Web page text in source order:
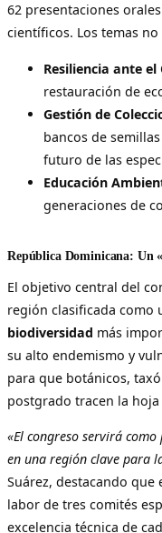
62 presentaciones
científicos. Los temas
Resiliencia ante
restauración de
Gestión de
bancos de
futuro de las
Educación
generaciones de
República Dominicana: Un
El objetivo central del
región clasificada como
biodiversidad más
su alto endemismo y
para que botánicos,
postgrado tracen la
«El congreso servirá
en una región clave para
Suárez, destacando que
labor de tres comités
excelencia técnica de